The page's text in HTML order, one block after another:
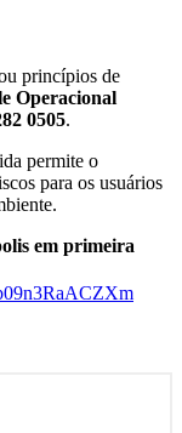
princípios de
Operacional
0505.
permite o
para os usuários
em primeira